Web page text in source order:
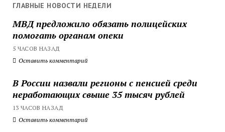
ГЛАВНЫЕ НОВОСТИ НЕДЕЛИ
МВД предложило обязать полицейских
помогать органам опеки
5 ЧАСОВ НАЗАД
Оставить комментарий
В России назвали регионы с пенсией среди
неработающих свыше 35 тысяч рублей
13 ЧАСОВ НАЗАД
Оставить комментарий